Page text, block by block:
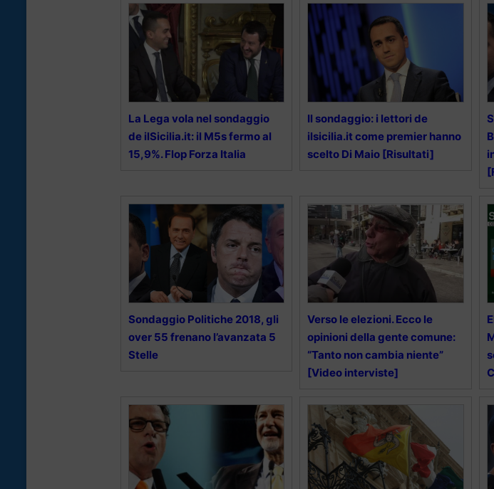
La Lega vola nel sondaggio
de ilSicilia.it: il M5s fermo al
15,9%. Flop Forza Italia
Il sondaggio: i lettori de
ilsicilia.it come premier hanno
scelto Di Maio [Risultati]
Sondaggio Politiche 2018, gli
over 55 frenano l’avanzata 5
Stelle
Verso le elezioni. Ecco le
opinioni della gente comune:
“Tanto non cambia niente”
[Video interviste]